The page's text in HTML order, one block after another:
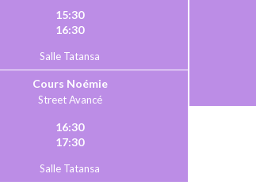
15:30
16:30
Salle Tatansa
Cours Noémie
Street Avancé
16:30
17:30
Salle Tatansa